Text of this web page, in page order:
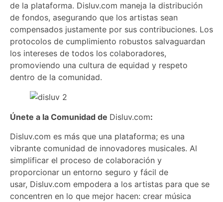
de la plataforma. Disluv.com maneja la distribución
de fondos, asegurando que los artistas sean
compensados justamente por sus contribuciones. Los
protocolos de cumplimiento robustos salvaguardan
los intereses de todos los colaboradores,
promoviendo una cultura de equidad y respeto
dentro de la comunidad.
Únete a la Comunidad de Disluv.com:
Disluv.com es más que una plataforma; es una
vibrante comunidad de innovadores musicales. Al
simplificar el proceso de colaboración y
proporcionar un entorno seguro y fácil de
usar, Disluv.com empodera a los artistas para que se
concentren en lo que mejor hacen: crear música